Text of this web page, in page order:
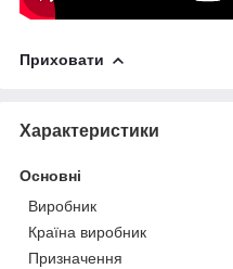
Приховати
Характеристики
Основні
Виробник
Країна виробник
Призначення